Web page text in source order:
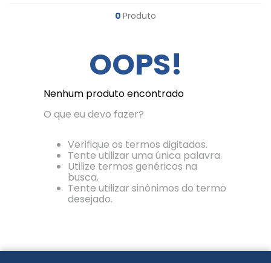
0 Produto
OOPS!
Nenhum produto encontrado
O que eu devo fazer?
Verifique os termos digitados.
Tente utilizar uma única palavra.
Utilize termos genéricos na
busca.
Tente utilizar sinônimos do termo
desejado.